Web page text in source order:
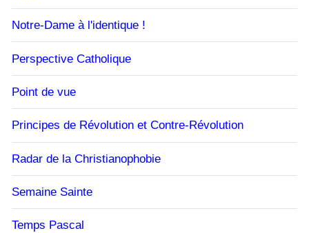
Notre-Dame à l'identique !
Perspective Catholique
Point de vue
Principes de Révolution et Contre-Révolution
Radar de la Christianophobie
Semaine Sainte
Temps Pascal